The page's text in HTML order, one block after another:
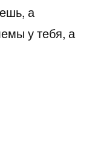
а
у тебя, а